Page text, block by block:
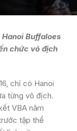
Buffaloes
chức vô địch
chỉ có Hanoi
từng vô địch.
VBA năm
tập thể